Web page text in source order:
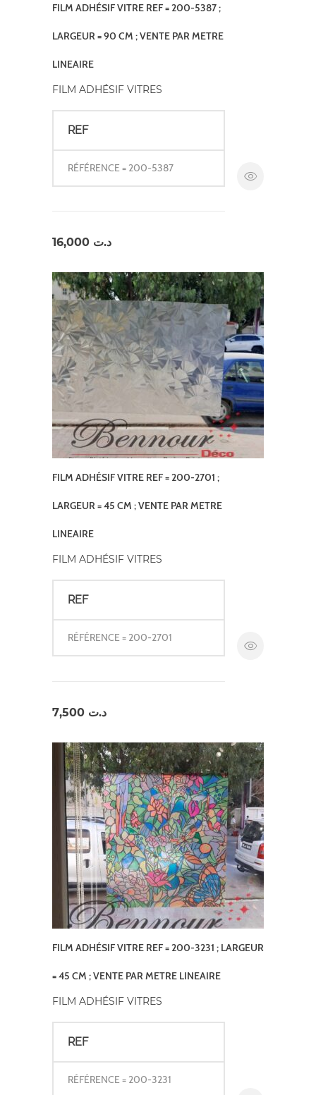
FILM ADHÉSIF VITRE REF = 200-5387 ;
LARGEUR = 90 CM ; VENTE PAR METRE
LINEAIRE
FILM ADHÉSIF VITRES
REF
RÉFÉRENCE = 200-5387
د.ت
FILM ADHÉSIF VITRE REF = 200-2701 ;
LARGEUR = 45 CM ; VENTE PAR METRE
LINEAIRE
FILM ADHÉSIF VITRES
REF
RÉFÉRENCE = 200-2701
د.ت
FILM ADHÉSIF VITRE REF = 200-3231 ; LARGEUR
= 45 CM ; VENTE PAR METRE LINEAIRE
FILM ADHÉSIF VITRES
REF
RÉFÉRENCE = 200-3231